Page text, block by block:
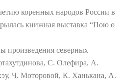
коренных народов России в
книжная выставка “Пою о
произведения северных
С. Олефира, А.
Ч. Моторовой, К. Ханькана, А.